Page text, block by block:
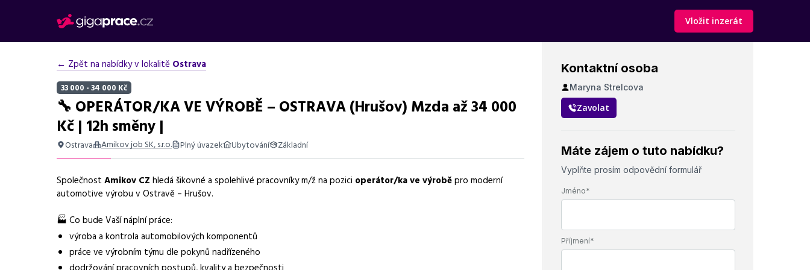
Vložit inzerát
← Zpět na nabídky v lokalitě Ostrava
33 000 - 34 000 Kč
🔧 OPERÁTOR/KA VE VÝROBĚ – OSTRAVA (Hrušov) Mzda až 34 000
Kč | 12h směny |
Ostrava Amikov job SK, s.r.o. Plný úvazek Ubytování Základní
Nabídka práce operátor ve výrobě v Ostravě, mzda až 34 000 Kč, 12h směny, benefity, stabilní zaměstnání.
Pozice Operátor/ka ve výrobě
Normalizovaná profese operátor
SpolečnostAmikov CZ hledá šikovné a spolehlivé pracovníky m/ž na pozici operátor/ka ve výroběpro moderní
automotive výrobu v Ostravě – Hrušov.
🏭 Co bude Vaší náplní práce:
výroba a kontrola automobilových komponentů
práce ve výrobním týmu dle pokynů nadřízeného
Kontaktní osoba
Maryna Strelcova
Zavolat
Máte zájem o tuto nabídku?
Vyplňte prosím odpovědní formulář
Jméno*
Příjmení*